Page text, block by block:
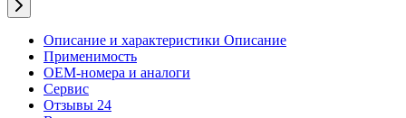
Описание и характеристики Описание
Применимость
OEM-номера и аналоги
Сервис
Отзывы 24